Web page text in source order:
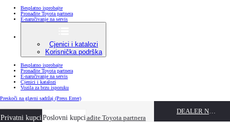
Besplatno isprobajte
Pronađite Toyota partnera
E-naručivanje na servis
Cjenici i katalozi
Korisnička podrška
Besplatno isprobajte
Pronađite Toyota partnera
E-naručivanje na servis
Cjenici i katalozi
Vozila za brzu isporuku
Preskoči na glavni sadržaj (Press Enter)
Privatni kupciPoslovni kupci
Besplatno isprobajte Pronađite Toyota partnera
DEALER NAME